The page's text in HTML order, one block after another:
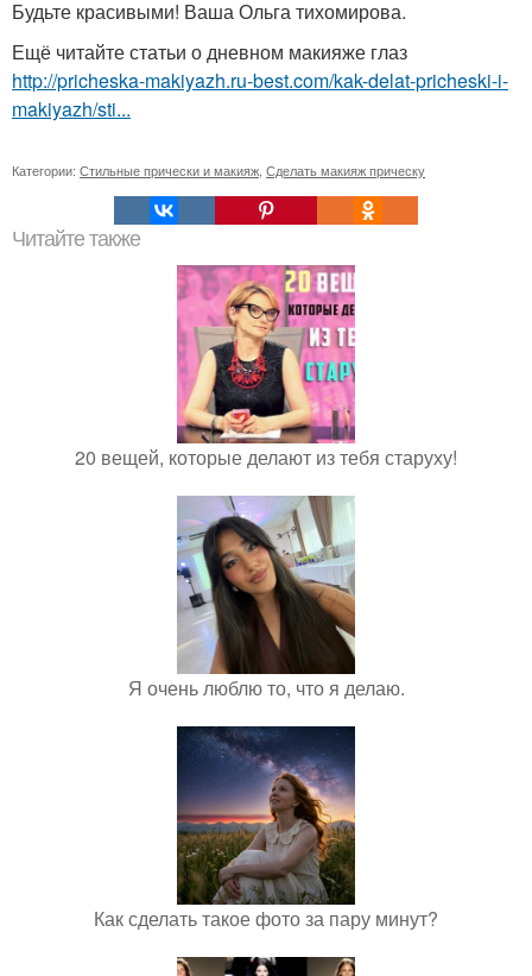
Будьте красивыми! Ваша Ольга тихомирова.
Ещё читайте статьи о дневном макияже глаз
http://pricheska-makiyazh.ru-best.com/kak-delat-pricheski-i-
makiyazh/sti...
Категории: Стильные прически и макияж Сделать макияж прическу
Читайте также
20 вещей, которые делают из тебя старуху!
Я очень люблю то, что я делаю.
Как сделать такое фото за пару минут?